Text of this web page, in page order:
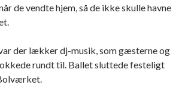
de vendte hjem, så de ikke skulle havne
der lækker dj-musik, som gæsterne og
rundt til. Ballet sluttede festeligt